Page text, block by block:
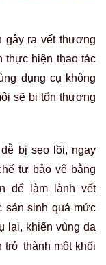
gây ra vết thương
thực hiện thao tác
dụng cụ không
sẽ bị tổn thương
bị sẹo lồi, ngay
tự bảo vệ bằng
để làm lành vết
sản sinh quá mức
lại, khiến vùng da
trở thành một khối